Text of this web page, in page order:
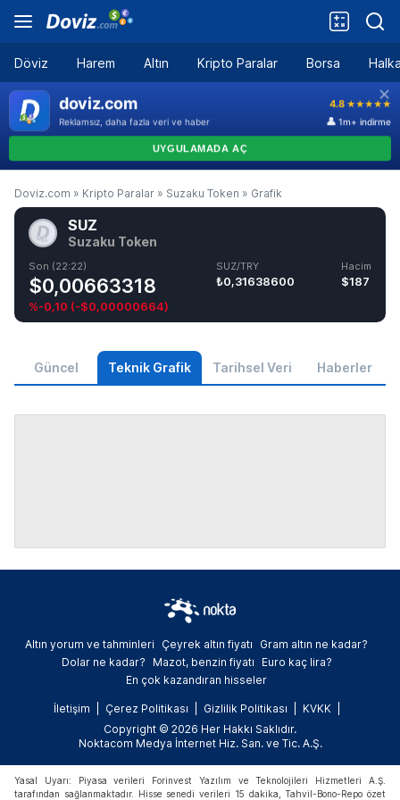
Döviz Harem Altın Kripto Paralar Borsa
Doviz.com » Kripto Paralar » Suzaku Token » Grafik
SUZ
Suzaku Token
Son (22:22)
$0,00663318
%-0,10 (-$0,00000664)
SUZ/TRY
₺0,31638600
Hacim
$187
Güncel Teknik Grafik Tarihsel Veri Haberler
Altın yorum ve tahminleri Çeyrek altın fiyatı
Gram altın ne kadar?
Dolar ne kadar?
Mazot, benzin fiyatı
Euro kaç lira?
En çok kazandıran hisseler
İletişim Çerez Politikası Gizlilik Politikası
KVKK
Copyright © 2026 Her Hakkı Saklıdır.
Noktacom Medya İnternet Hiz. San. ve Tic. A.Ş.
Yasal Uyarı: Piyasa verileri Forinvest Yazılım ve Teknolojileri Hizmetleri A.Ş.
tarafından sağlanmaktadır. Hisse senedi verileri 15 dakika, Tahvil-Bono-Repo özet